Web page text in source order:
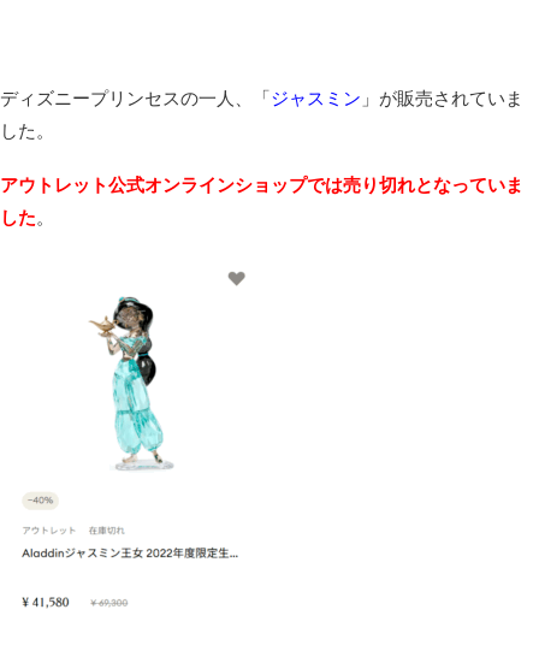
ディズニープリンセスの一人、「ジャスミン 」が販売されていま
した。
アウトレット公式オンラインショップでは売り切れとなっていま
した。